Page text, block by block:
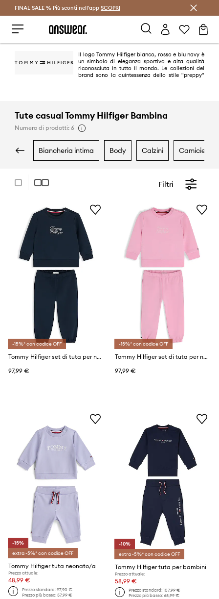
Risparmia con Answear Club >
FINAL SALE % Più sconti nell'app SCOPRI
Il logo Tommy Hilfiger bianco, rosso e blu navy è
un simbolo di eleganza sportiva e alta qualità
riconosciuta in tutto il mondo. Le collezioni del
brand sono la quintessenza dello stile "preppy"
Tute casual Tommy Hilfiger Bambina
Numero di prodotti: 6
biancheria intima body calzini camicie e
Filtri
-15%* con codice OFF
Tommy Hilfiger set di tuta per neonati con cotone
97,99 €
-15%* con codice OFF
Tommy Hilfiger set di tuta per neonati con cotone
97,99 €
-15%
extra -5%* con codice OFF
Tommy Hilfiger tuta neonato/a
Prezzo attuale:
48,99 €
Prezzo standard:97,90 €
Prezzo più basso:57,99 €
-10%
extra -5%* con codice OFF
Tommy Hilfiger tuta per bambini
Prezzo attuale:
58,99 €
Prezzo standard:107,99 €
Prezzo più basso:65,99 €